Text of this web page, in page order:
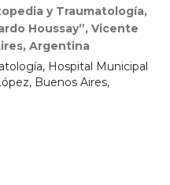
y Traumatología,
Houssay”, Vicente
Argentina
Hospital Municipal
Buenos Aires,